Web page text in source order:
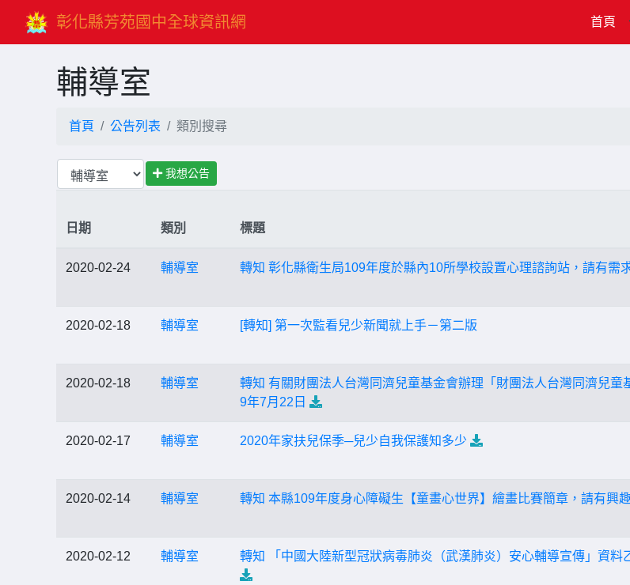
彰化縣芳苑國中全球資訊網 首頁
輔導室
首頁 公告列表 類別搜尋
我想公告
日期 類別 標題
2020-02-24 輔導室 轉知 彰化縣衛生局109年度於縣內10所學校設置心理諮詢站，請有需
2020-02-18 輔導室 [轉知] 第一次監看兒少新聞就上手－第二版
2020-02-18 輔導室
轉知 有關財團法人台灣同濟兒童基金會辦理「財團法人台灣同濟兒
9年7月22日
2020-02-17 輔導室 2020年家扶兒保季─兒少自我保護知多少
2020-02-14 輔導室 轉知 本縣109年度身心障礙生【童畫心世界】繪畫比賽簡章，請有興
2020-02-12 輔導室 轉知 「中國大陸新型冠狀病毒肺炎（武漢肺炎）安心輔導宣傳」資